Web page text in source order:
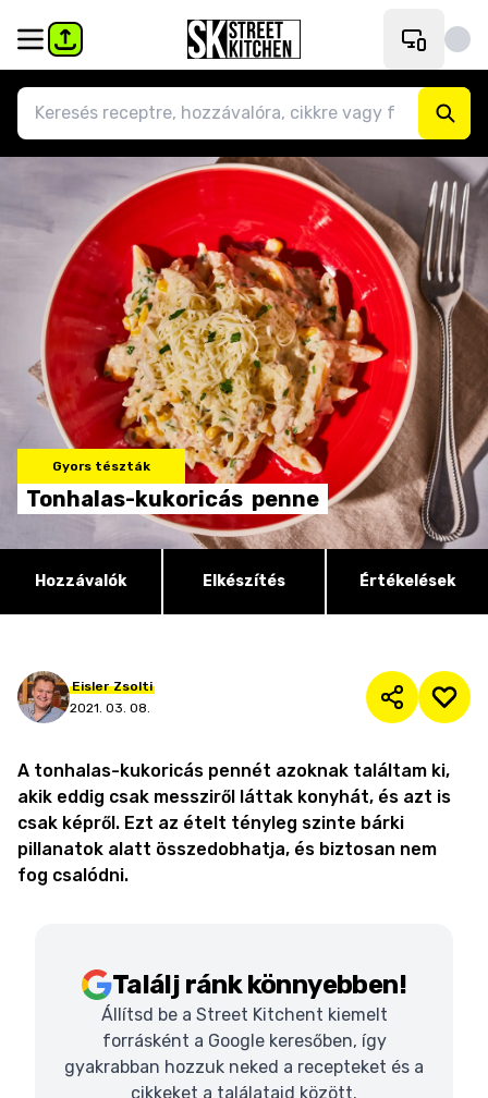
Gyors tészták
Tonhalas-kukoricás penne
Hozzávalók Elkészítés Értékelések
Eisler Zsolti
2021. 03. 08.
A tonhalas-kukoricás pennét azoknak találtam ki,
akik eddig csak messziről láttak konyhát, és azt is
csak képről. Ezt az ételt tényleg szinte bárki
pillanatok alatt összedobhatja, és biztosan nem
fog csalódni.
Találj ránk könnyebben!
Állítsd be a Street Kitchent kiemelt
forrásként a Google keresőben, így
gyakrabban hozzuk neked a recepteket és a
cikkeket a találataid között.